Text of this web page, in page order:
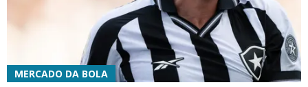
MERCADO DA BOLA